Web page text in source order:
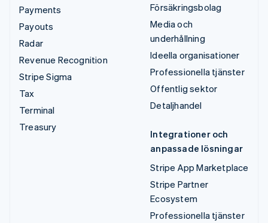
Payments
Payouts
Radar
Revenue Recognition
Stripe Sigma
Tax
Terminal
Treasury
Försäkringsbolag
Media och
underhållning
Ideella organisationer
Professionella tjänster
Offentlig sektor
Detaljhandel
Integrationer och
anpassade lösningar
Stripe App Marketplace
Stripe Partner
Ecosystem
Professionella tjänster